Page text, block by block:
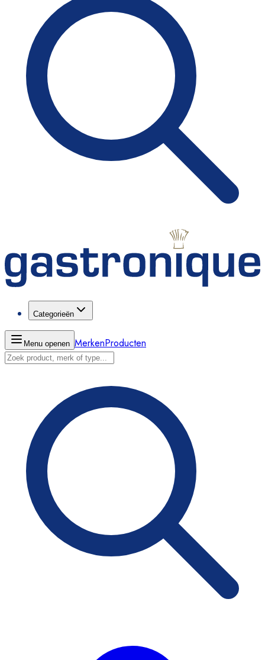
Categorieën
Menu openen MerkenProducten